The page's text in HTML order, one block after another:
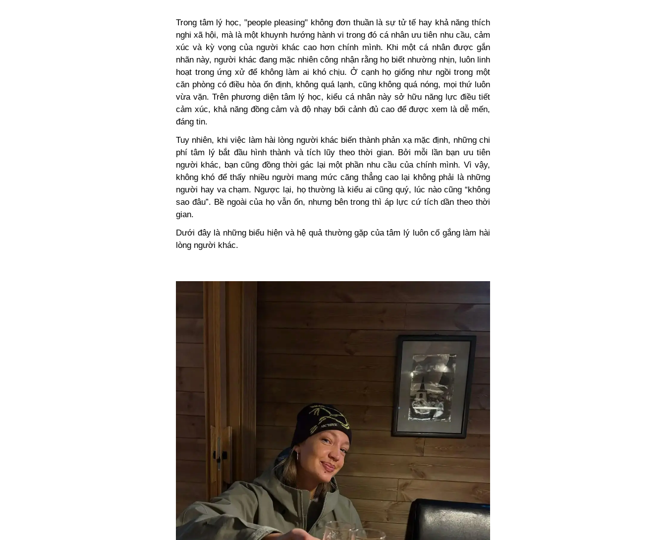
Trong tâm lý học, "people pleasing" không đơn thuần là sự tử tế hay khả năng thích
nghi xã hội, mà là một khuynh hướng hành vi trong đó cá nhân ưu tiên nhu cầu, cảm
xúc và kỳ vọng của người khác cao hơn chính mình. Khi một cá nhân được gắn
nhãn này, người khác đang mặc nhiên công nhận rằng họ biết nhường nhịn, luôn linh
hoạt trong ứng xử để không làm ai khó chịu. Ở cạnh họ giống như ngồi trong một
căn phòng có điều hòa ổn định, không quá lạnh, cũng không quá nóng, mọi thứ luôn
vừa vặn. Trên phương diện tâm lý học, kiểu cá nhân này sở hữu năng lực điều tiết
cảm xúc, khả năng đồng cảm và độ nhạy bối cảnh đủ cao để được xem là dễ mến,
đáng tin.
Tuy nhiên, khi việc làm hài lòng người khác biến thành phản xạ mặc định, những chi
phí tâm lý bắt đầu hình thành và tích lũy theo thời gian. Bởi mỗi lần bạn ưu tiên
người khác, bạn cũng đồng thời gác lại một phần nhu cầu của chính mình. Vì vậy,
không khó để thấy nhiều người mang mức căng thẳng cao lại không phải là những
người hay va chạm. Ngược lại, họ thường là kiểu ai cũng quý, lúc nào cũng “không
sao đâu”. Bề ngoài của họ vẫn ổn, nhưng bên trong thì áp lực cứ tích dần theo thời
gian.
Dưới đây là những biểu hiện và hệ quả thường gặp của tâm lý luôn cố gắng làm hài
lòng người khác.